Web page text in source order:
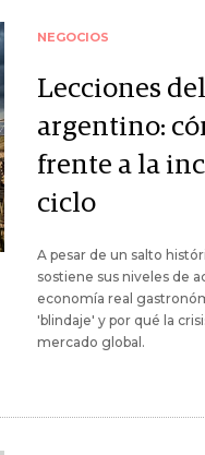
NEGOCIOS
Lecciones
argentino:
frente a la
ciclo
A pesar de un salto
sostiene sus niveles de
economía real
'blindaje' y por qué la
mercado global.